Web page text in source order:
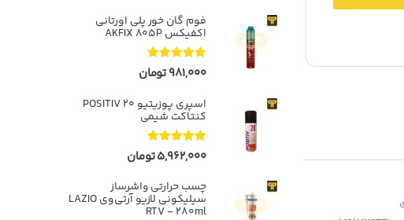
فوم گان خور پلی اورتانی
اکفیکس AKFIX 805P
نمره 5.00از
5
981,000تومان
اسپری پوزیتیو 20 POSITIV
کنتاکت شیمی
نمره5.00از
5
5,962,000تومان
چسب حرارتی واشرساز
سیلیکونی لازیو آر‌تی‌وی LAZIO
RTV - 280ml